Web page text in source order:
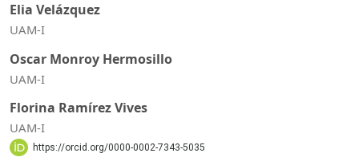
Elia Velázquez
UAM-I
Oscar Monroy Hermosillo
UAM-I
Florina Ramírez Vives
UAM-I
https://orcid.org/0000-0002-7343-5035